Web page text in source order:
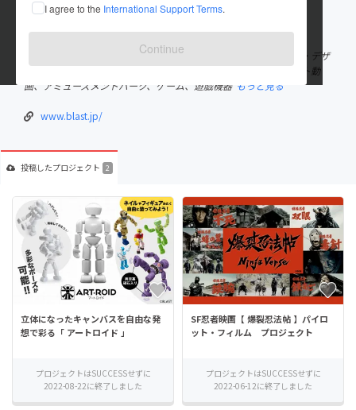
I agree to the International Support Terms.
Continue
在住国：日本 現在地：東京都
出身国：日本 出身地：未設定
映画製作を主体とした、総合クリエイティブスタジオです。 企画・デザ
イン・CG・VFX・特殊造型 の制作部門を配置。 映画、CM、ネット動
画、アミューズメントパーク、ゲーム、遊戯機器 もっと見る
www.blast.jp/
投稿したプロジェクト 2
立体になったキャンバスを自由な発
想で彩る「 アートロイド 」
プロジェクトはSUCCESSせずに
2022-08-22に終了しました
SF忍者映画【 爆裂忍法帖 】パイロ
ット・フィルム プロジェクト
プロジェクトはSUCCESSせずに
2022-06-12に終了しました